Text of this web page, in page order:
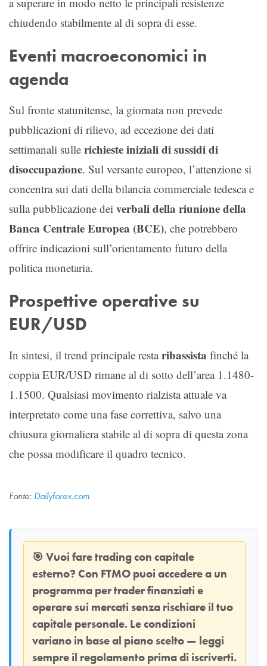
chiudendo stabilmente al di sopra di esse.
Eventi macroeconomici in
agenda
Sul fronte statunitense, la giornata non prevede
pubblicazioni di rilievo, ad eccezione dei dati
settimanali sulle richieste iniziali di sussidi di
disoccupazione. Sul versante europeo, l’attenzione si
concentra sui dati della bilancia commerciale tedesca e
sulla pubblicazione dei verbali della riunione della
Banca Centrale Europea (BCE), che potrebbero
offrire indicazioni sull’orientamento futuro della
politica monetaria.
Prospettive operative su
EUR/USD
In sintesi, il trend principale restaribassista finché la
coppia EUR/USD rimane al di sotto dell’area 1.1480-
1.1500. Qualsiasi movimento rialzista attuale va
interpretato come una fase correttiva, salvo una
chiusura giornaliera stabile al di sopra di questa zona
che possa modificare il quadro tecnico.
Fonte: Dailyforex.com
🎯 Vuoi fare trading con capitale
esterno? Con FTMO puoi accedere a un
programma per trader finanziati e
operare sui mercati senza rischiare il tuo
capitale personale. Le condizioni
variano in base al piano scelto — leggi
sempre il regolamento prima di iscriverti.